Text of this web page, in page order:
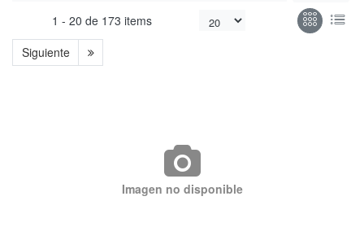
1 -20de 173 items
Siguiente
Imagen no disponible